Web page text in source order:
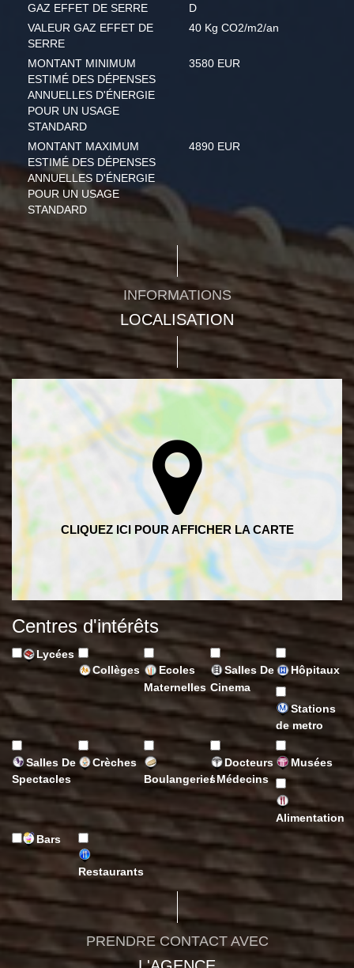
GAZ EFFET DE SERRE
D
VALEUR GAZ EFFET DE
SERRE
40 Kg CO2/m2/an
MONTANT MINIMUM
ESTIMÉ DES DÉPENSES
ANNUELLES D'ÉNERGIE
POUR UN USAGE
STANDARD
3580 EUR
MONTANT MAXIMUM
ESTIMÉ DES DÉPENSES
ANNUELLES D'ÉNERGIE
POUR UN USAGE
STANDARD
4890 EUR
INFORMATIONS
LOCALISATION
Centres d'intérêts
Lycées
Collèges
Ecoles
Maternelles
Salles De
Cinema
Hôpitaux
Stations
de metro
Salles De
Spectacles
Crèches
Boulangeries
Docteurs
/ Médecins
Musées
Alimentation
Bars
Restaurants
PRENDRE CONTACT AVEC